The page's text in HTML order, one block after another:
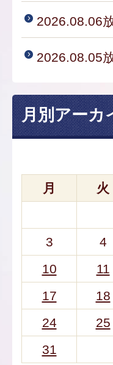
2026.08.06
2026.08.05
月別アーカ
月 火
3 4
10
11
17
18
24
25
31